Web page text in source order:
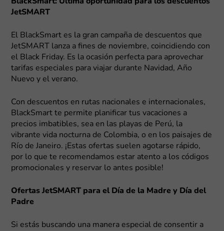
JetSMART
El BlackSmart es la gran campaña de descuentos que
JetSMART lanza a fines de noviembre, coincidiendo con
el Black Friday. Es la ocasión perfecta para aprovechar
tarifas especiales para viajar durante Navidad, Año
Nuevo y el verano.
Con descuentos en rutas nacionales e internacionales,
BlackSmart te permite planificar tus vacaciones a
precios imbatibles, sea en las playas de Perú, la
vibrante vida nocturna de Colombia, o en los paisajes de
Río de Janeiro. ¡Estas ofertas suelen agotarse rápido,
por lo que te recomendamos estar atento a los códigos
promocionales y reservar lo antes posible!
Ofertas JetSMART para el Día de la Madre y Día del
Padre
Si estás buscando una manera especial de consentir a